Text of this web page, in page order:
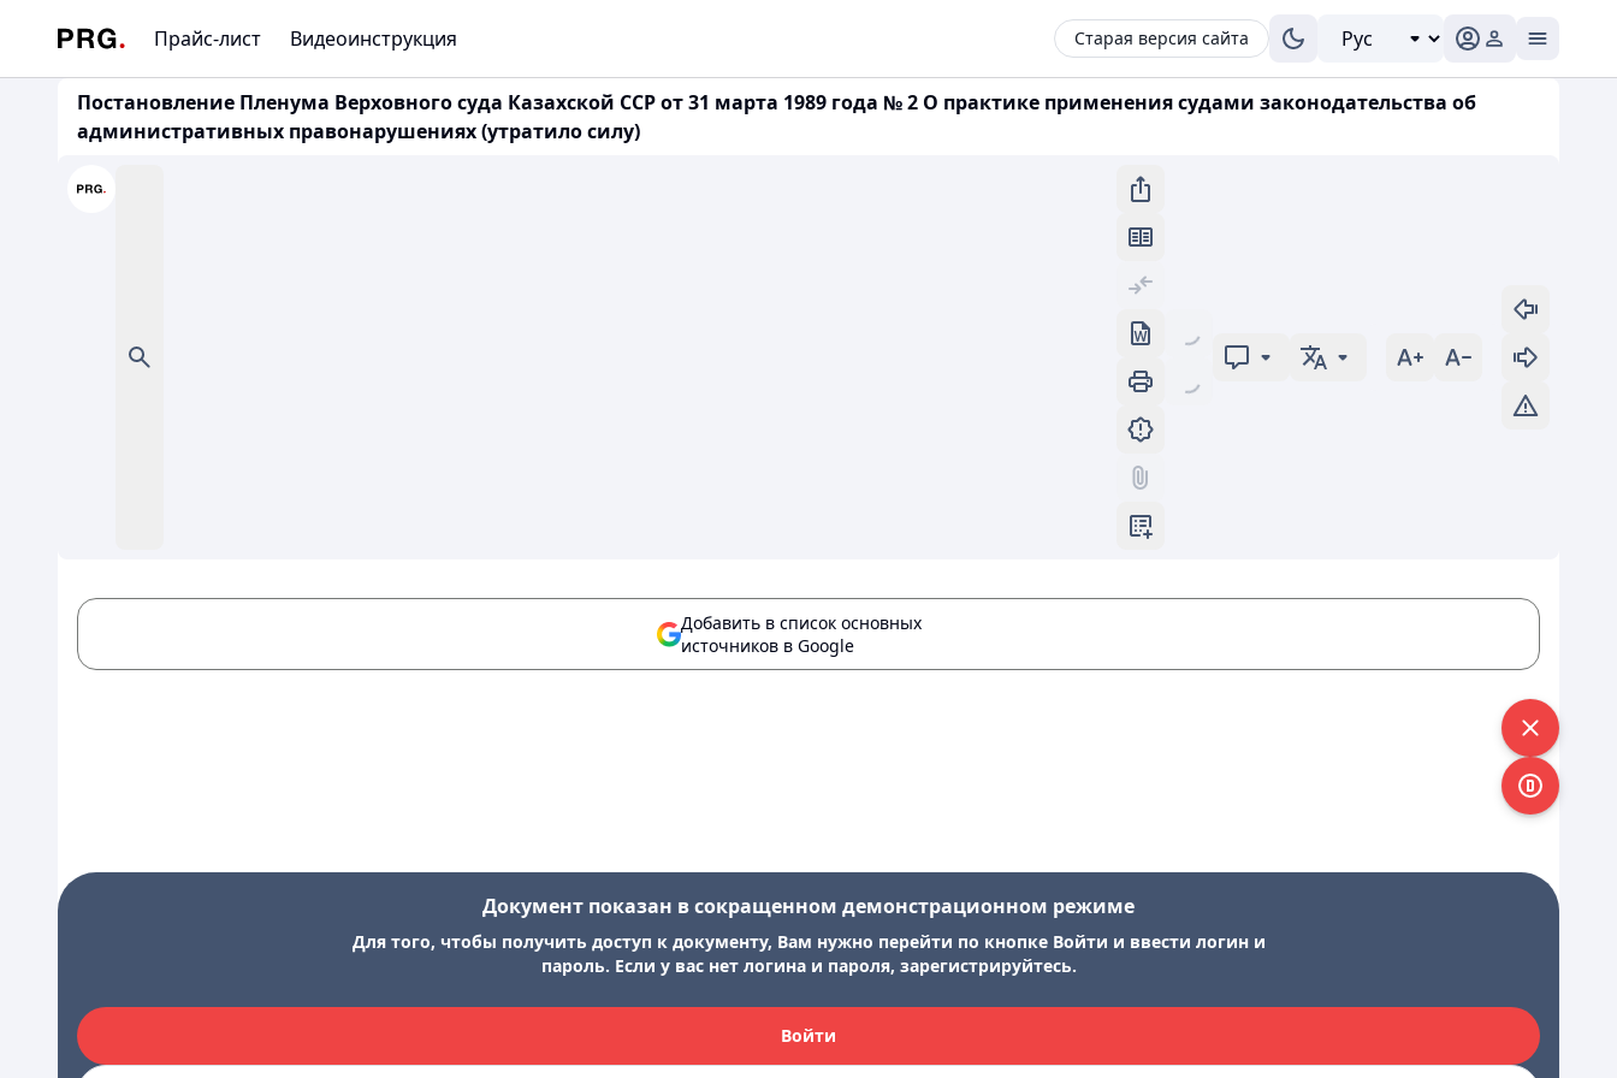
Прайс-лист Видеоинструкция Старая версия сайта
Постановление Пленума Верховного суда Казахской ССР от 31 марта 1989 года № 2 О практике применения судами законодательства об
административных правонарушениях (утратило силу)
Добавить в список основных
источников в Google
Документ показан в сокращенном демонстрационном режиме
Для того, чтобы получить доступ к документу, Вам нужно перейти по кнопке Войти и ввести логин и
пароль. Если у вас нет логина и пароля, зарегистрируйтесь.
Войти